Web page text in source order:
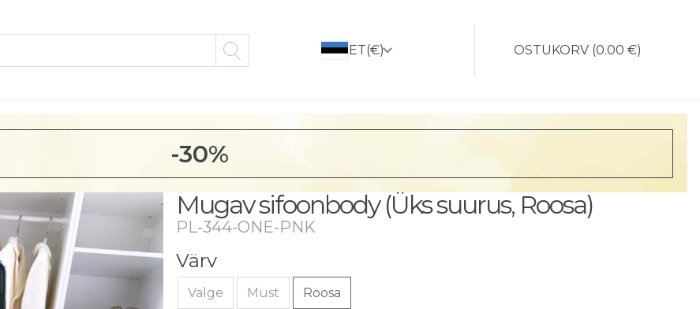
ET(€) OSTUKORV (0.00 €)
-30%
Mugav sifoonbody (Üks suurus, Roosa)
PL-344-ONE-PNK
Värv
Valge Must Roosa